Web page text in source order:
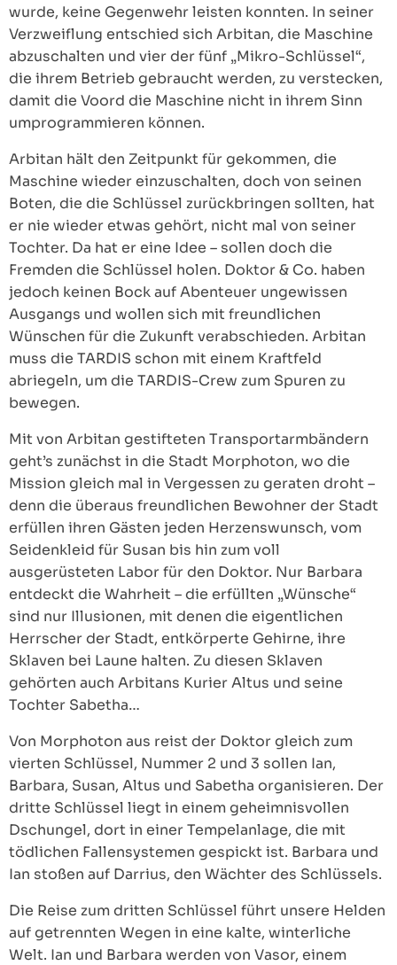
wurde, keine Gegenwehr leisten konnten. In seiner
Verzweiflung entschied sich Arbitan, die Maschine
abzuschalten und vier der fünf „Mikro-Schlüssel“,
die ihrem Betrieb gebraucht werden, zu verstecken,
damit die Voord die Maschine nicht in ihrem Sinn
umprogrammieren können.
Arbitan hält den Zeitpunkt für gekommen, die
Maschine wieder einzuschalten, doch von seinen
Boten, die die Schlüssel zurückbringen sollten, hat
er nie wieder etwas gehört, nicht mal von seiner
Tochter. Da hat er eine Idee – sollen doch die
Fremden die Schlüssel holen. Doktor & Co. haben
jedoch keinen Bock auf Abenteuer ungewissen
Ausgangs und wollen sich mit freundlichen
Wünschen für die Zukunft verabschieden. Arbitan
muss die TARDIS schon mit einem Kraftfeld
abriegeln, um die TARDIS-Crew zum Spuren zu
bewegen.
Mit von Arbitan gestifteten Transportarmbändern
geht’s zunächst in die Stadt Morphoton, wo die
Mission gleich mal in Vergessen zu geraten droht –
denn die überaus freundlichen Bewohner der Stadt
erfüllen ihren Gästen jeden Herzenswunsch, vom
Seidenkleid für Susan bis hin zum voll
ausgerüsteten Labor für den Doktor. Nur Barbara
entdeckt die Wahrheit – die erfüllten „Wünsche“
sind nur Illusionen, mit denen die eigentlichen
Herrscher der Stadt, entkörperte Gehirne, ihre
Sklaven bei Laune halten. Zu diesen Sklaven
gehörten auch Arbitans Kurier Altus und seine
Tochter Sabetha…
Von Morphoton aus reist der Doktor gleich zum
vierten Schlüssel, Nummer 2 und 3 sollen Ian,
Barbara, Susan, Altus und Sabetha organisieren. Der
dritte Schlüssel liegt in einem geheimnisvollen
Dschungel, dort in einer Tempelanlage, die mit
tödlichen Fallensystemen gespickt ist. Barbara und
Ian stoßen auf Darrius, den Wächter des Schlüssels.
Die Reise zum dritten Schlüssel führt unsere Helden
auf getrennten Wegen in eine kalte, winterliche
Welt. Ian und Barbara werden von Vasor, einem